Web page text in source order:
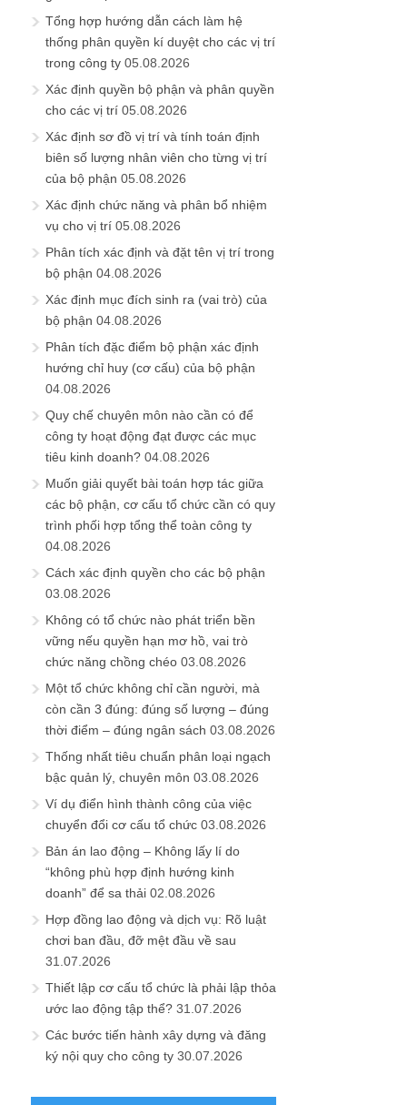
Tổng hợp hướng dẫn cách làm hệ
thống phân quyền kí duyệt cho các vị trí
trong công ty 05.08.2026
Xác định quyền bộ phận và phân quyền
cho các vị trí 05.08.2026
Xác định sơ đồ vị trí và tính toán định
biên số lượng nhân viên cho từng vị trí
của bộ phận 05.08.2026
Xác định chức năng và phân bổ nhiệm
vụ cho vị trí 05.08.2026
Phân tích xác định và đặt tên vị trí trong
bộ phận 04.08.2026
Xác định mục đích sinh ra (vai trò) của
bộ phận 04.08.2026
Phân tích đặc điểm bộ phận xác định
hướng chỉ huy (cơ cấu) của bộ phận
04.08.2026
Quy chế chuyên môn nào cần có để
công ty hoạt động đạt được các mục
tiêu kinh doanh? 04.08.2026
Muốn giải quyết bài toán hợp tác giữa
các bộ phận, cơ cấu tổ chức cần có quy
trình phối hợp tổng thể toàn công ty
04.08.2026
Cách xác định quyền cho các bộ phận
03.08.2026
Không có tổ chức nào phát triển bền
vững nếu quyền hạn mơ hồ, vai trò
chức năng chồng chéo 03.08.2026
Một tổ chức không chỉ cần người, mà
còn cần 3 đúng: đúng số lượng – đúng
thời điểm – đúng ngân sách 03.08.2026
Thống nhất tiêu chuẩn phân loại ngạch
bậc quản lý, chuyên môn 03.08.2026
Ví dụ điển hình thành công của việc
chuyển đổi cơ cấu tổ chức 03.08.2026
Bản án lao động – Không lấy lí do
“không phù hợp định hướng kinh
doanh” để sa thải 02.08.2026
Hợp đồng lao động và dịch vụ: Rõ luật
chơi ban đầu, đỡ mệt đầu về sau
31.07.2026
Thiết lập cơ cấu tổ chức là phải lập thỏa
ước lao động tập thể? 31.07.2026
Các bước tiến hành xây dựng và đăng
ký nội quy cho công ty 30.07.2026